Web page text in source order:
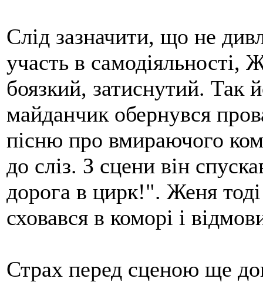
Слід зазначити, що не
участь в самодіяльності,
боязкий, затиснутий. Так
майданчик обернувся
пісню про вмираючого
до сліз. З сцени він
дорога в цирк!". Женя
сховався в коморі і
Страх перед сценою ще